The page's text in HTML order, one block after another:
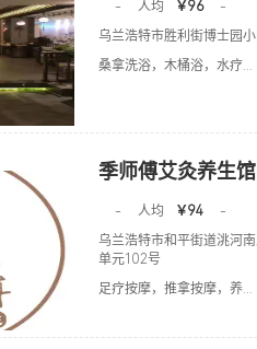
- 人均 ￥96
-
乌兰浩特市胜利街博士园
桑拿洗浴，木桶浴，水疗...
季师傅艾灸养生馆
- 人均 ￥94
-
乌兰浩特市和平街道洮河
单元102号
足疗按摩，推拿按摩，养...